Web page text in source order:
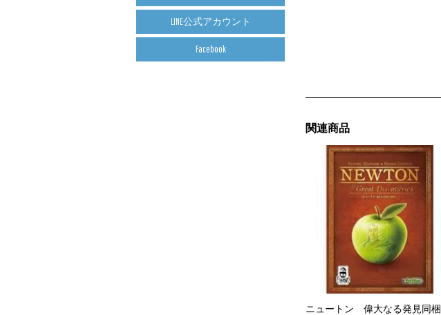
関連商品
ニュートン 偉大なる発見同梱
LINE公式アカウント
Facebook